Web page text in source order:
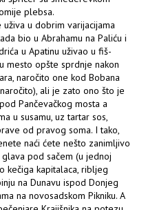
plebsa.
u dobrim varijacijama
bio u Abrahamu na Paliću i
u Apatinu uživao u fiš-
mesto opšte sprdnje nakon
naročito one kod Bobana
ali je zato ono što je
Pančevačkog mosta a
u susamu, uz tartar sos,
od pravog soma. I tako,
naći ćete nešto zanimljivo
pod sačem (u jednoj
kečiga kapitalaca, ribljeg
na Dunavu ispod Donjeg
na novosadskom Pikniku. A